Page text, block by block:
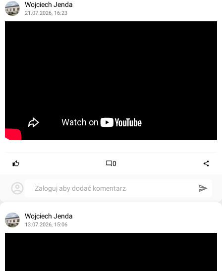
Wojciech Jenda
21.07.2026, 16:23
0
Zaloguj aby dodać komentarz
Wojciech Jenda
13.07.2026, 15:06